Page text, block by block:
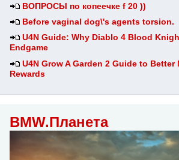
ВОПРОСЫ по копеечке f 20 ))
Before vaginal dog\'s agents torsion.
U4N Guide: Why Diablo 4 Blood
Endgame
U4N Grow A Garden 2 Guide to Better
Rewards
BMW.Планета